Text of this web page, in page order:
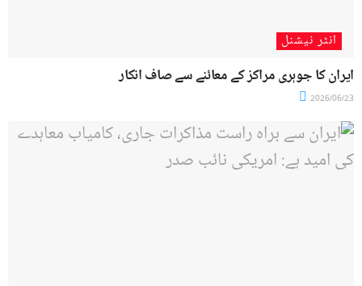
انٹر نیشنل
ایران کا جوہری مراکز کے معائنے سے صاف انکار
2026/06/23